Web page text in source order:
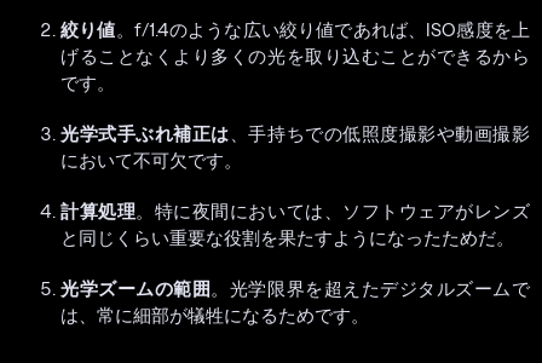
絞り値。f/1.4のような広い絞り値であれば、ISO感度を上
げることなくより多くの光を取り込むことができるから
です。
光学式手ぶれ補正は 、手持ちでの低照度撮影や動画撮影
において不可欠です。
計算処理。特に夜間においては、ソフトウェアがレンズ
と同じくらい重要な役割を果たすようになったためだ。
光学ズームの範囲 。光学限界を超えたデジタルズームで
は、常に細部が犠牲になるためです。